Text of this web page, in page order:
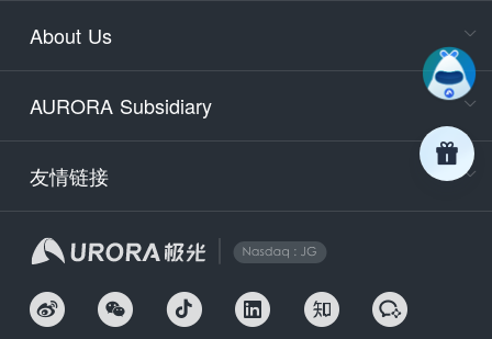
About Us
AURORA Subsidiary
友情链接
days)
9:30-
Email